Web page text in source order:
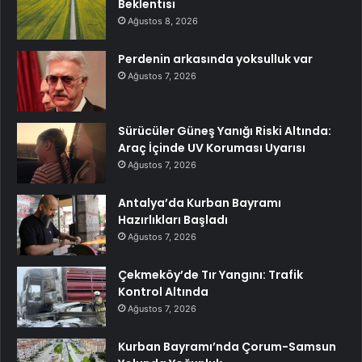
Beklentisi
Ağustos 8, 2026
Perdenin arkasında yoksulluk var
Ağustos 7, 2026
Sürücüler Güneş Yanığı Riski Altında:
Araç İçinde UV Koruması Uyarısı
Ağustos 7, 2026
Antalya’da Kurban Bayramı
Hazırlıkları Başladı
Ağustos 7, 2026
Çekmeköy’de Tır Yangını: Trafik
Kontrol Altında
Ağustos 7, 2026
Kurban Bayramı’nda Çorum-Samsun